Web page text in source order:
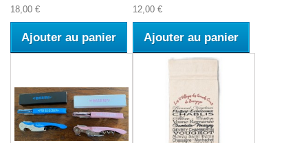
18,00 €
Ajouter au panier
12,00 €
Ajouter au panier